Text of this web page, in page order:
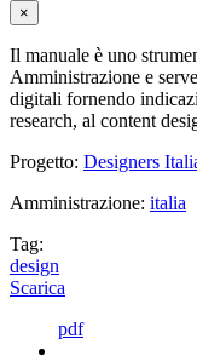
×
Il manuale è uno
Amministrazione e
digitali fornendo
research, al content
Progetto: Designers
Amministrazione: italia
Tag:
design
Scarica
pdf